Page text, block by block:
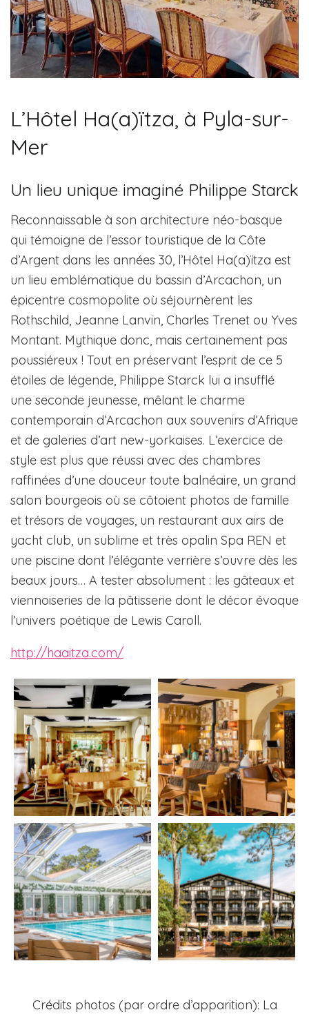
L’Hôtel Ha(a)ïtza, à Pyla-sur-
Mer
Un lieu unique imaginé Philippe Starck
Reconnaissable à son architecture néo-basque
qui témoigne de l’essor touristique de la Côte
d’Argent dans les années 30, l’Hôtel Ha(a)ïtza est
un lieu emblématique du bassin d’Arcachon, un
épicentre cosmopolite où séjournèrent les
Rothschild, Jeanne Lanvin, Charles Trenet ou Yves
Montant. Mythique donc, mais certainement pas
poussiéreux ! Tout en préservant l’esprit de ce 5
étoiles de légende, Philippe Starck lui a insufflé
une seconde jeunesse, mêlant le charme
contemporain d’Arcachon aux souvenirs d’Afrique
et de galeries d’art new-yorkaises. L’exercice de
style est plus que réussi avec des chambres
raffinées d’une douceur toute balnéaire, un grand
salon bourgeois où se côtoient photos de famille
et trésors de voyages, un restaurant aux airs de
yacht club, un sublime et très opalin Spa REN et
une piscine dont l’élégante verrière s’ouvre dès les
beaux jours… A tester absolument : les gâteaux et
viennoiseries de la pâtisserie dont le décor évoque
l’univers poétique de Lewis Caroll.
http://haaitza.com/
Crédits photos (par ordre d’apparition): La